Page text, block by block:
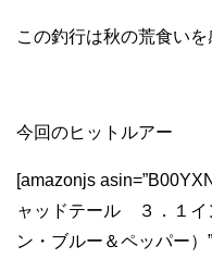
この釣行は秋の荒食いを
今回のヒットルアー
[amazonjs
ャッドテール ３．１
ン・ブルー＆ペッパー）